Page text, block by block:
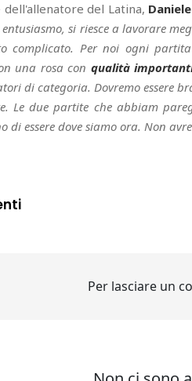
dell'allenatore del Latina,
entusiasmo, si riesce a lavorare
complicato. Per noi ogni
una rosa con qualità
di categoria. Dovremo essere
Le due partite che abbiam
di essere dove siamo ora. Non